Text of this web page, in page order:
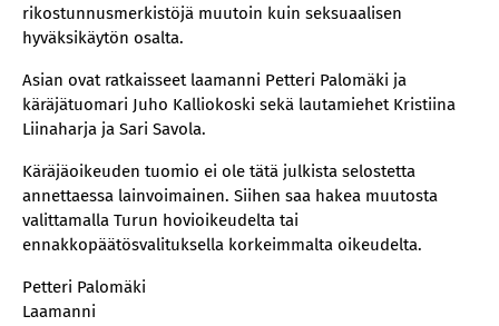
rikostunnusmerkistöjä muutoin kuin seksuaalisen
hyväksikäytön osalta.
Asian ovat ratkaisseet laamanni Petteri Palomäki ja
käräjätuomari Juho Kalliokoski sekä lautamiehet Kristiina
Liinaharja ja Sari Savola.
Käräjäoikeuden tuomio ei ole tätä julkista selostetta
annettaessa lainvoimainen. Siihen saa hakea muutosta
valittamalla Turun hovioikeudelta tai
ennakkopäätösvalituksella korkeimmalta oikeudelta.
Petteri Palomäki
Laamanni